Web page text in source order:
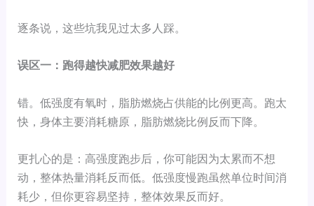
逐条说，这些坑我见过太多人踩。
误区一：跑得越快减肥效果越好
错。低强度有氧时，脂肪燃烧占供能的比例更高。跑太
快，身体主要消耗糖原，脂肪燃烧比例反而下降。
更扎心的是：高强度跑步后，你可能因为太累而不想
动，整体热量消耗反而低。低强度慢跑虽然单位时间消
耗少，但你更容易坚持，整体效果反而好。